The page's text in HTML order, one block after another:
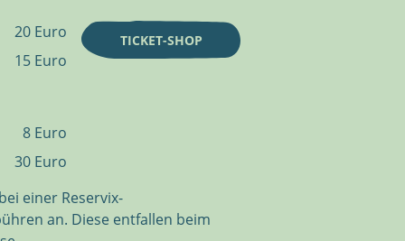
20 Euro
15 Euro
8 Euro
30 Euro
TICKET-SHOP
einer Reservix-
an. Diese entfallen beim